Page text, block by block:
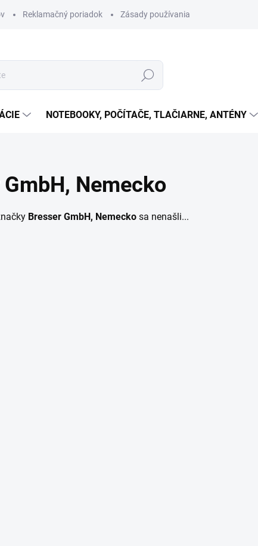
Reklamačný poriadok Zásady používania cookies
Hľadať
NOTEBOOKY, POČÍTAČE, TLAČIARNE, ANTÉNY
Nemecko
Bresser GmbH, Nemecko sa nenašli...